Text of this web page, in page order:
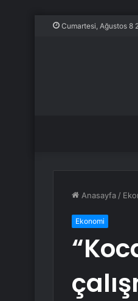
Cumartesi, Ağustos 8
Anasayfa /
Ekonomi